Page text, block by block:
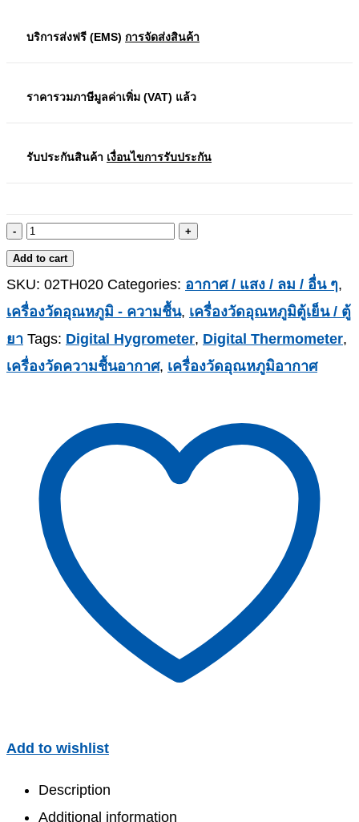
บริการส่งฟรี (EMS) การจัดส่งสินค้า
ราคารวมภาษีมูลค่าเพิ่ม (VAT) แล้ว
รับประกันสินค้า เงื่อนไขการรับประกัน
- +
Add to cart
SKU: 02TH020 Categories: อากาศ / แสง / ลม / อื่น ๆ,
เครื่องวัดอุณหภูมิ - ความชื้น, เครื่องวัดอุณหภูมิตู้เย็น / ตู้
ยา Tags: Digital Hygrometer, Digital Thermometer,
เครื่องวัดความชื้นอากาศ, เครื่องวัดอุณหภูมิอากาศ
Add to wishlist
Description
Additional information